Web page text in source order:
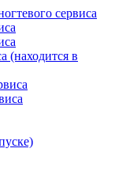
сервиса
(находится в